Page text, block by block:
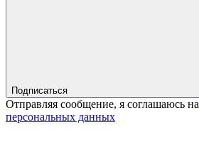
Подписаться
Отправляя сообщение, я соглашаюсь на
персональных данных